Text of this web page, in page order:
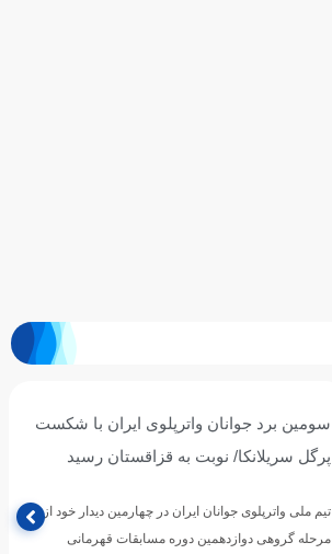
سومین برد جوانان واترپلوی ایران با شکست
پرگل سریلانکا/ نوبت به قزاقستان رسید
تیم ملی واترپلوی جوانان ایران در چهارمین دیدار خود از
مرحله گروهی دوازدهمین دوره مسابقات قهرمانی